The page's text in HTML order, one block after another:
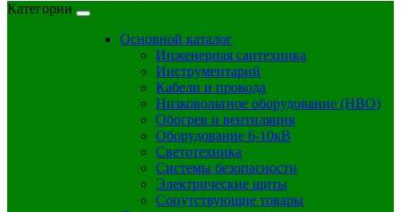
Категории
Основной каталог
Инженерная сантехника
Инструментарий
Кабели и провода
Низковольтное оборудование (НВО)
Обогрев и вентиляция
Оборудование 6-10кВ
Светотехника
Системы безопасности
Электрические щиты
Сопутствующие товары